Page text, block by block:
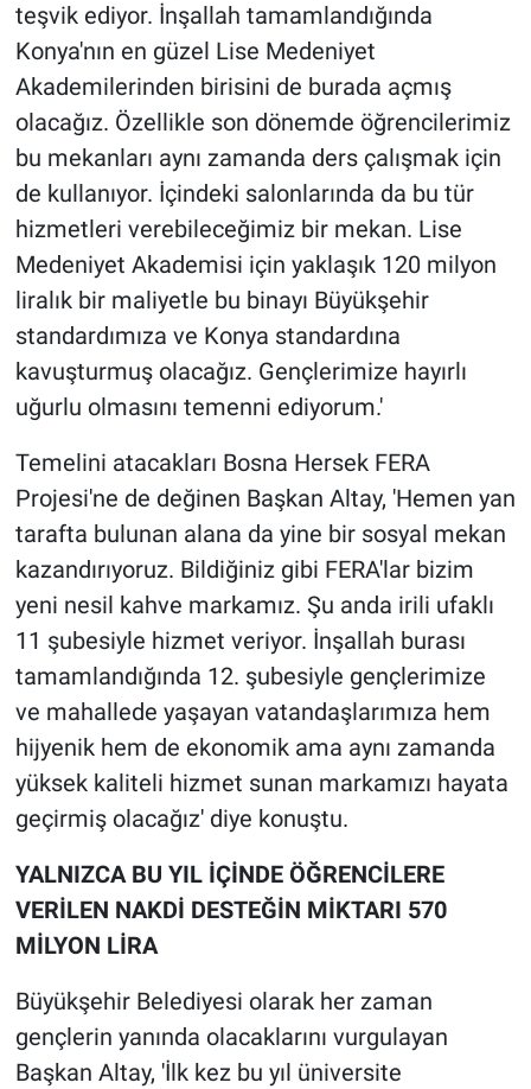
teşvik ediyor. İnşallah tamamlandığında
Konya'nın en güzel Lise Medeniyet
Akademilerinden birisini de burada açmış
olacağız. Özellikle son dönemde öğrencilerimiz
bu mekanları aynı zamanda ders çalışmak için
de kullanıyor. İçindeki salonlarında da bu tür
hizmetleri verebileceğimiz bir mekan. Lise
Medeniyet Akademisi için yaklaşık 120 milyon
liralık bir maliyetle bu binayı Büyükşehir
standardımıza ve Konya standardına
kavuşturmuş olacağız. Gençlerimize hayırlı
uğurlu olmasını temenni ediyorum.'
Temelini atacakları Bosna Hersek FERA
Projesi'ne de değinen Başkan Altay, 'Hemen yan
tarafta bulunan alana da yine bir sosyal mekan
kazandırıyoruz. Bildiğiniz gibi FERA'lar bizim
yeni nesil kahve markamız. Şu anda irili ufaklı
11 şubesiyle hizmet veriyor. İnşallah burası
tamamlandığında 12. şubesiyle gençlerimize
ve mahallede yaşayan vatandaşlarımıza hem
hijyenik hem de ekonomik ama aynı zamanda
yüksek kaliteli hizmet sunan markamızı hayata
geçirmiş olacağız' diye konuştu.
YALNIZCA BU YIL İÇİNDE ÖĞRENCİLERE
VERİLEN NAKDİ DESTEĞİN MİKTARI 570
MİLYON LİRA
Büyükşehir Belediyesi olarak her zaman
gençlerin yanında olacaklarını vurgulayan
Başkan Altay, 'İlk kez bu yıl üniversite